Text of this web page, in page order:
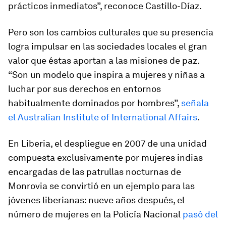
prácticos inmediatos”, reconoce Castillo-Díaz.
Pero son los cambios culturales que su presencia
logra impulsar en las sociedades locales el gran
valor que éstas aportan a las misiones de paz.
“Son un modelo que inspira a mujeres y niñas a
luchar por sus derechos en entornos
habitualmente dominados por hombres”, señala
el Australian Institute of International Affairs.
En Liberia, el despliegue en 2007 de una unidad
compuesta exclusivamente por mujeres indias
encargadas de las patrullas nocturnas de
Monrovia se convirtió en un ejemplo para las
jóvenes liberianas: nueve años después, el
número de mujeres en la Policía Nacional pasó del